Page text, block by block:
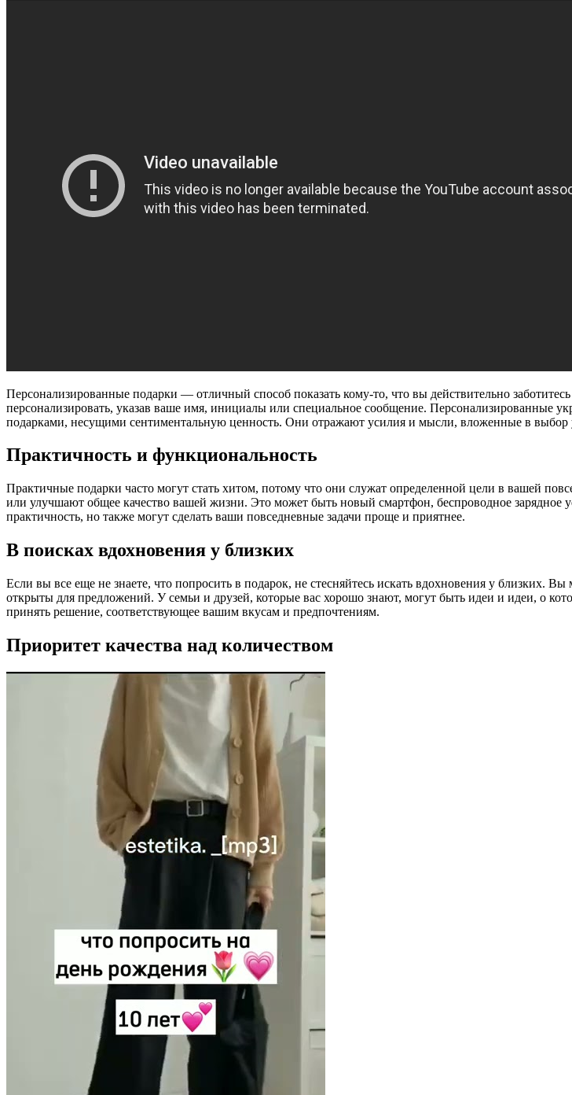
Персонализированные подарки — отличный способ показать кому-то, что вы действительно
персонализировать, указав ваше имя, инициалы или специальное сообщение. Персонализированные
подарками, несущими сентиментальную ценность. Они отражают усилия и мысли, вложенные в выбор
Практичность и функциональность
Практичные подарки часто могут стать хитом, потому что они служат определенной цели в вашей
или улучшают общее качество вашей жизни. Это может быть новый смартфон, беспроводное зарядное
практичность, но также могут сделать ваши повседневные задачи проще и приятнее.
В поисках вдохновения у близких
Если вы все еще не знаете, что попросить в подарок, не стесняйтесь искать вдохновения у близких.
открыты для предложений. У семьи и друзей, которые вас хорошо знают, могут быть идеи и идеи, о
принять решение, соответствующее вашим вкусам и предпочтениям.
Приоритет качества над количеством